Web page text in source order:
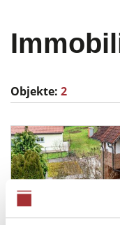
Objekte: 2
465.000,- €